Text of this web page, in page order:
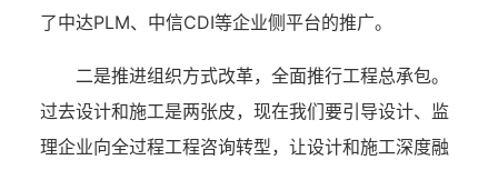
了中达PLM、中信CDI等企业侧平台的推广。
二是推进组织方式改革，全面推行工程总承包。
过去设计和施工是两张皮，现在我们要引导设计、监
理企业向全过程工程咨询转型，让设计和施工深度融